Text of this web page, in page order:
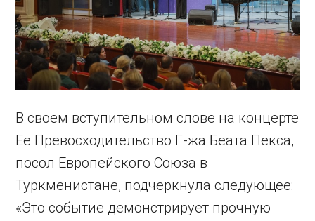
В своем вступительном слове на концерте
Ее Превосходительство Г-жа Беата Пекса,
посол Европейского Союза в
Туркменистане, подчеркнула следующее:
«Это событие демонстрирует прочную